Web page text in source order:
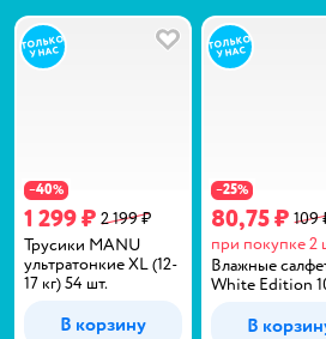
В избранное
−40%
1 299 ₽ 2 199 ₽
Трусики MANU
ультратонкие XL (12-
17 кг) 54 шт.
В корзину
−25%
80,75 ₽ 109
при покупке 2
Влажные
White Edition
В